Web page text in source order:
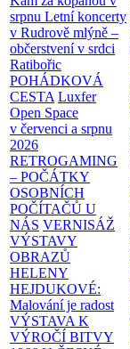
srpnu Letní koncerty
v Rudrově mlýně –
občerstvení v srdci
Ratibořic
POHÁDKOVÁ
CESTA Luxfer
Open Space
v červenci a srpnu
2026
RETROGAMING
– POČÁTKY
OSOBNÍCH
POČÍTAČŮ U
NÁS VERNISÁŽ
VÝSTAVY
OBRAZŮ
HELENY
HEJDUKOVÉ:
Malování je radost
VÝSTAVA K
VÝROČÍ BITVY